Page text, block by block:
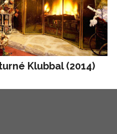
Klubbal (2014)